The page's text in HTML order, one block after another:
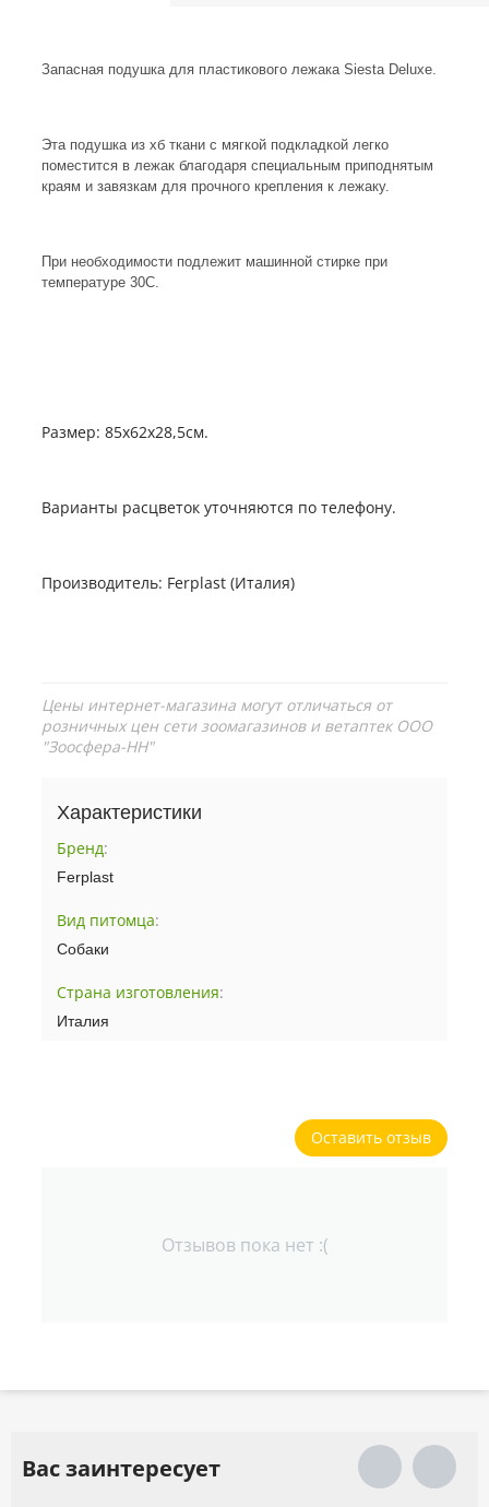
Запасная подушка для пластикового лежака Siesta Deluxe.
Эта подушка из хб ткани с мягкой подкладкой легко
поместится в лежак благодаря специальным приподнятым
краям и завязкам для прочного крепления к лежаку.
При необходимости подлежит машинной стирке при
температуре 30С.
Размер: 85x62x28,5см.
Варианты расцветок уточняются по телефону.
Производитель: Ferplast (Италия)
Цены интернет-магазина могут отличаться от
розничных цен сети зоомагазинов и ветаптек ООО
"Зоосфера-НН"
Характеристики
Бренд:
Ferplast
Вид питомца:
Собаки
Страна изготовления:
Италия
Оставить отзыв
Отзывов пока нет :(
Вас заинтересует